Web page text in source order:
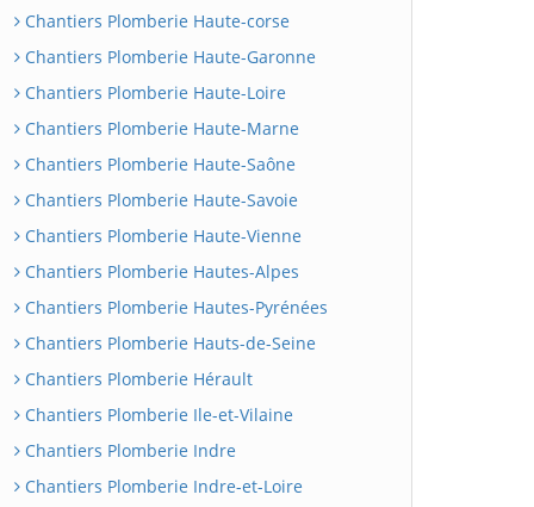
Chantiers Plomberie Haute-corse
Chantiers Plomberie Haute-Garonne
Chantiers Plomberie Haute-Loire
Chantiers Plomberie Haute-Marne
Chantiers Plomberie Haute-Saône
Chantiers Plomberie Haute-Savoie
Chantiers Plomberie Haute-Vienne
Chantiers Plomberie Hautes-Alpes
Chantiers Plomberie Hautes-Pyrénées
Chantiers Plomberie Hauts-de-Seine
Chantiers Plomberie Hérault
Chantiers Plomberie Ile-et-Vilaine
Chantiers Plomberie Indre
Chantiers Plomberie Indre-et-Loire